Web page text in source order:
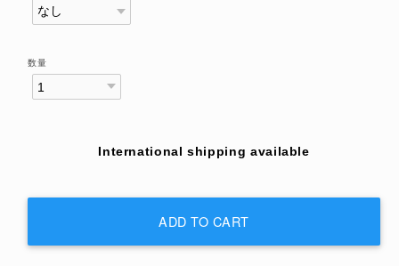
数量
International shipping available
ADD TO CART